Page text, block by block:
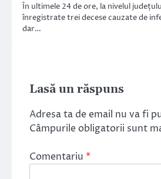
În ultimele 24 de ore, la nivelul
înregistrate trei decese cauzate de
dar…
Lasă un răspuns
Adresa ta de email nu va fi
Câmpurile obligatorii sunt
Comentariu *